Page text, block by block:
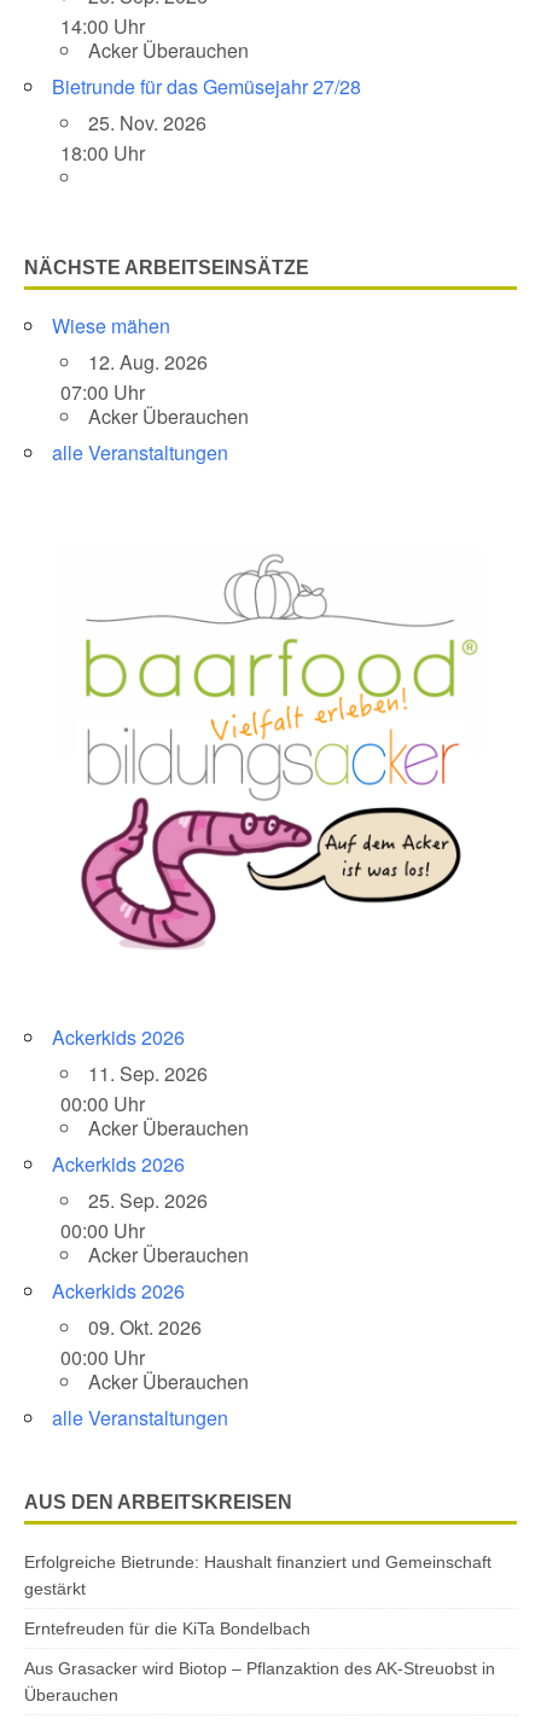
14:00 Uhr
Acker Überauchen
Bietrunde für das Gemüsejahr 27/28
25. Nov. 2026
18:00 Uhr
NÄCHSTE ARBEITSEINSÄTZE
Wiese mähen
12. Aug. 2026
07:00 Uhr
Acker Überauchen
alle Veranstaltungen
Ackerkids 2026
11. Sep. 2026
00:00 Uhr
Acker Überauchen
Ackerkids 2026
25. Sep. 2026
00:00 Uhr
Acker Überauchen
Ackerkids 2026
09. Okt. 2026
00:00 Uhr
Acker Überauchen
alle Veranstaltungen
AUS DEN ARBEITSKREISEN
Erfolgreiche Bietrunde: Haushalt finanziert und Gemeinschaft
gestärkt
Erntefreuden für die KiTa Bondelbach
Aus Grasacker wird Biotop – Pflanzaktion des AK-Streuobst in
Überauchen